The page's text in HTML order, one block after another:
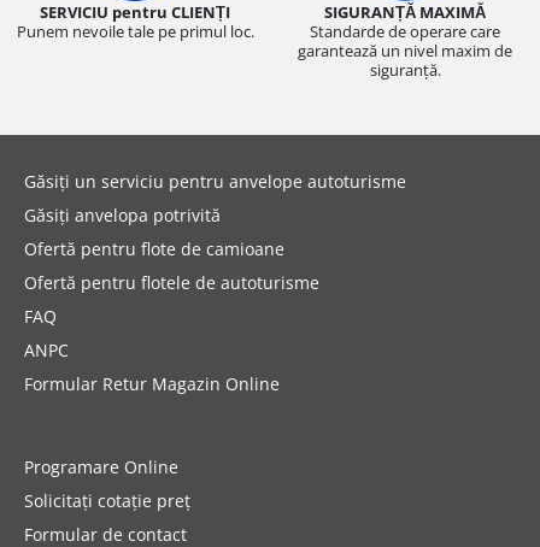
SERVICIU pentru CLIENȚI
Punem nevoile tale pe primul loc.
SIGURANȚĂ MAXIMĂ
Standarde de operare care
garantează un nivel maxim de
siguranță.
Găsiți un serviciu pentru anvelope autoturisme
Găsiți anvelopa potrivită
Ofertă pentru flote de camioane
Ofertă pentru flotele de autoturisme
FAQ
ANPC
Formular Retur Magazin Online
Programare Online
Solicitați cotație preț
Formular de contact